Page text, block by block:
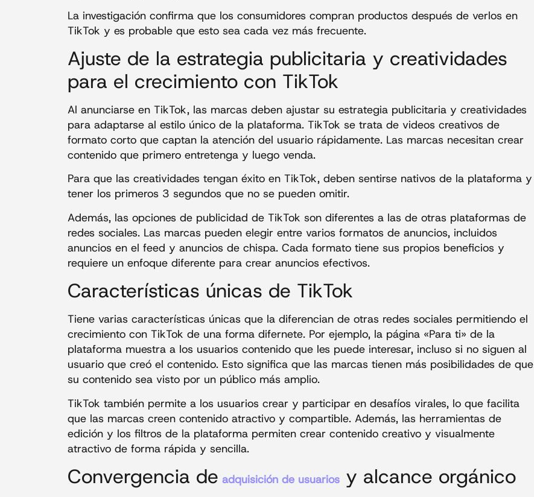
La investigación confirma que los consumidores compran productos después de verlos en
TikTok y es probable que esto sea cada vez más frecuente.
Ajuste de la estrategia publicitaria y creatividades
para el crecimiento con TikTok
Al anunciarse en TikTok, las marcas deben ajustar su estrategia publicitaria y creatividades
para adaptarse al estilo único de la plataforma. TikTok se trata de videos creativos de
formato corto que captan la atención del usuario rápidamente. Las marcas necesitan crear
contenido que primero entretenga y luego venda.
Para que las creatividades tengan éxito en TikTok, deben sentirse nativos de la plataforma y
tener los primeros 3 segundos que no se pueden omitir.
Además, las opciones de publicidad de TikTok son diferentes a las de otras plataformas de
redes sociales. Las marcas pueden elegir entre varios formatos de anuncios, incluidos
anuncios en el feed y anuncios de chispa. Cada formato tiene sus propios beneficios y
requiere un enfoque diferente para crear anuncios efectivos.
Características únicas de TikTok
Tiene varias características únicas que la diferencian de otras redes sociales permitiendo el
crecimiento con TikTok de una forma difernete. Por ejemplo, la página «Para ti» de la
plataforma muestra a los usuarios contenido que les puede interesar, incluso si no siguen al
usuario que creó el contenido. Esto significa que las marcas tienen más posibilidades de que
su contenido sea visto por un público más amplio.
TikTok también permite a los usuarios crear y participar en desafíos virales, lo que facilita
que las marcas creen contenido atractivo y compartible. Además, las herramientas de
edición y los filtros de la plataforma permiten crear contenido creativo y visualmente
atractivo de forma rápida y sencilla.
Convergencia de adquisición de usuarios y alcance orgánico